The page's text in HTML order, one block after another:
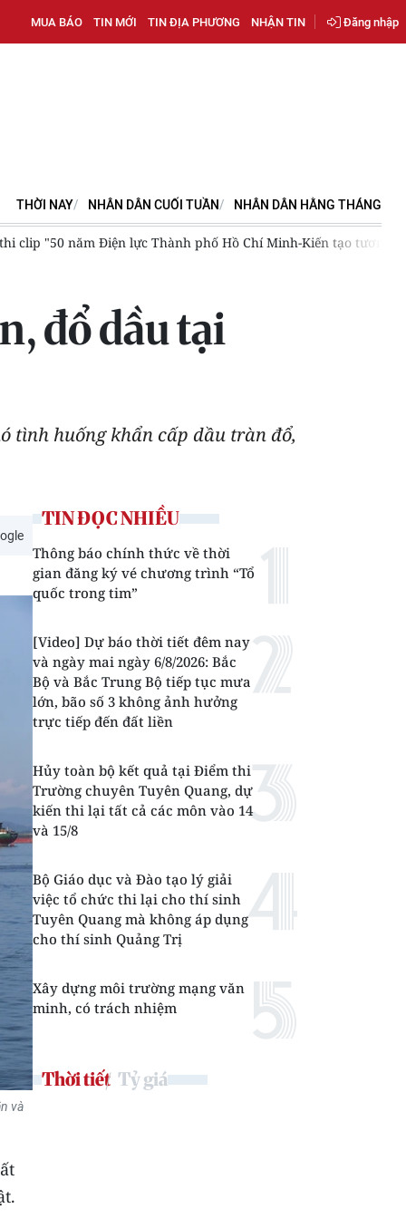
MUA BÁO TIN MỚI TIN ĐỊA PHƯƠNG NHẬN TIN Đăng nhập
THỜI NAY NHÂN DÂN CUỐI TUẦN NHÂN DÂN HẰNG THÁNG
clip "50 năm Điện lực Thành phố Hồ Chí Minh-Kiến tạo tương
đổ dầu tại
tình huống khẩn cấp dầu tràn đổ,
và
TIN ĐỌC NHIỀU
Thông báo chính thức về thời
gian đăng ký vé chương trình “Tổ
quốc trong tim”
[Video] Dự báo thời tiết đêm nay
và ngày mai ngày 6/8/2026: Bắc
Bộ và Bắc Trung Bộ tiếp tục mưa
lớn, bão số 3 không ảnh hưởng
trực tiếp đến đất liền
Hủy toàn bộ kết quả tại Điểm thi
Trường chuyên Tuyên Quang, dự
kiến thi lại tất cả các môn vào 14
và 15/8
Bộ Giáo dục và Đào tạo lý giải
việc tổ chức thi lại cho thí sinh
Tuyên Quang mà không áp dụng
cho thí sinh Quảng Trị
Xây dựng môi trường mạng văn
minh, có trách nhiệm
Thời tiết Tỷ giá